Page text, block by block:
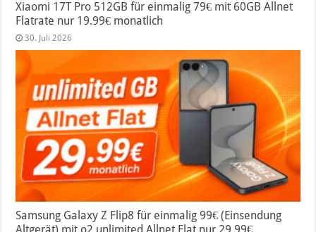
Xiaomi 17T Pro 512GB für einmalig 79€ mit 60GB Allnet
Flatrate nur 19.99€ monatlich
30. Juli 2026
Samsung Galaxy Z Flip8 für einmalig 99€ (Einsendung